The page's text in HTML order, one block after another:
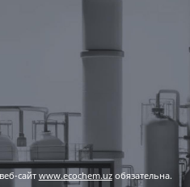
сайт www.ecochem.uzобязательна.